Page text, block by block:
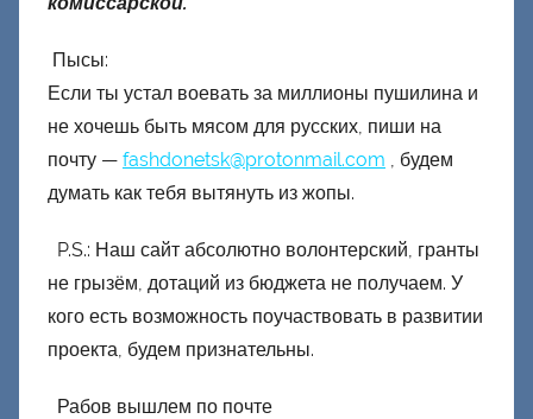
Пысы:
Если ты устал воевать за миллионы пушилина и
не хочешь быть мясом для русских, пиши на
почту — fashdonetsk@protonmail.com , будем
думать как тебя вытянуть из жопы.
P.S.: Наш сайт абсолютно волонтерский, гранты
не грызём, дотаций из бюджета не получаем. У
кого есть возможность поучаствовать в развитии
проекта, будем признательны.
Рабов вышлем по почте